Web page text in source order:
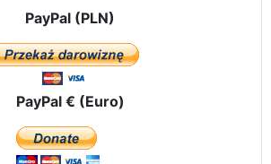
PayPal (PLN)
PayPal € (Euro)